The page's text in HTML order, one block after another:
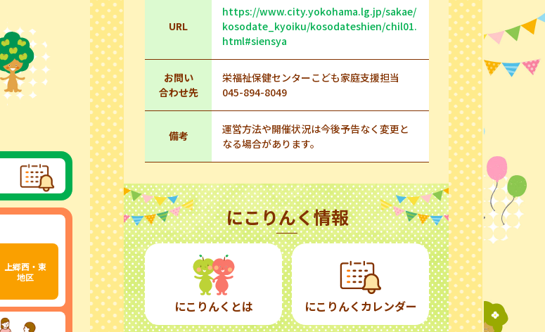
上郷西・東
地区
URL
https://www.city.yokohama.lg.jp/sakae/
kosodate_kyoiku/kosodateshien/chil01.
html#siensya
お問い
合わせ先
栄福祉保健センターこども家庭支援担当
045-894-8049
備考
運営方法や開催状況は今後予告なく変更と
なる場合があります。
にこりんく情報
にこりんくとは にこりんくカレンダー